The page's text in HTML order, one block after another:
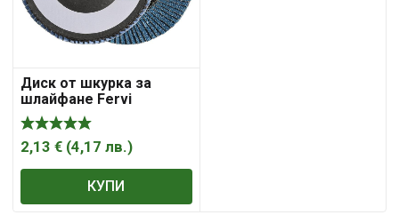
Диск от шкурка за
шлайфане Fervi
ламелен за метал и
неръждаема стомана
125 мм, 22.23 мм, P80,
2,13 € (4,17 лв.)
КУПИ